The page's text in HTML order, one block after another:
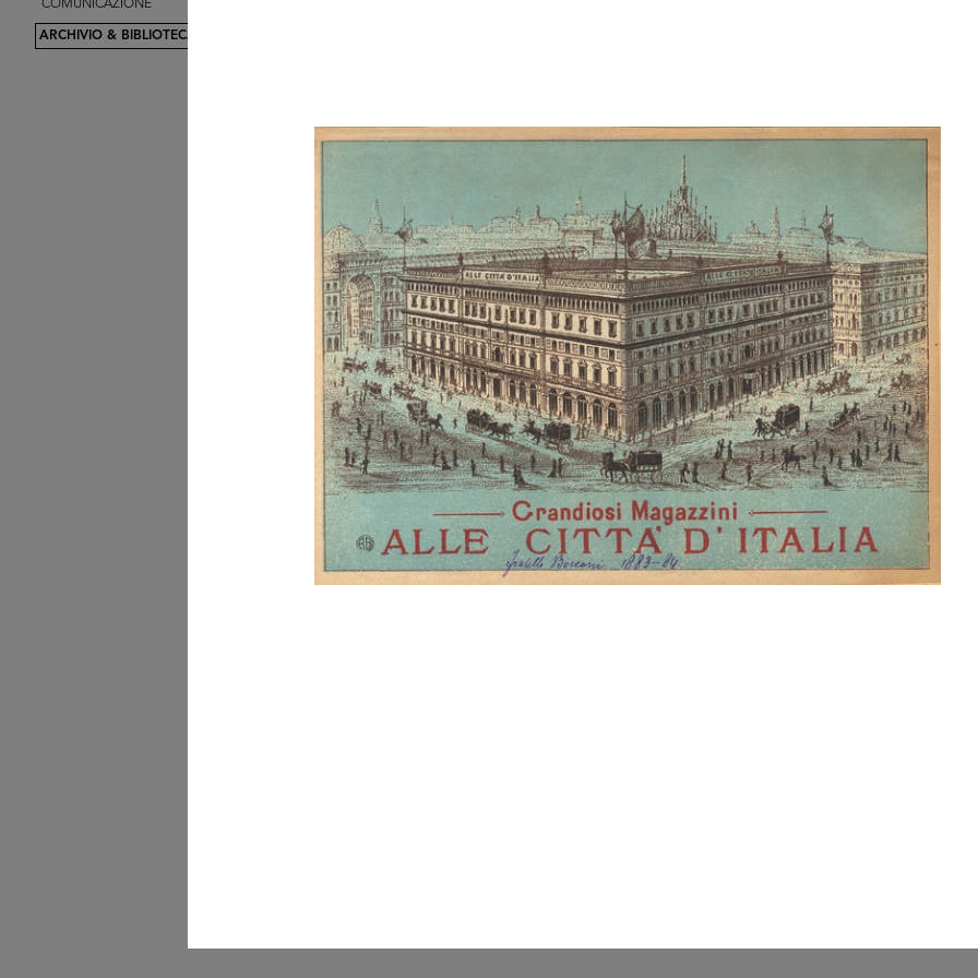
COMUNICAZIONE
ARCHIVIO & BIBLIOTECA
Palazzo de la Rinascente di
Piazza ...
Palazzo de la Rinascente di
Piazza ...
Palazzo de la Rinascente di
Piazza ...